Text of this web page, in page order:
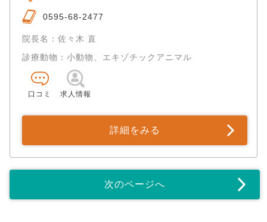
0595-68-2477
院長名：佐々木 直
診療動物：小動物、エキゾチックアニマル
口コミ 求人情報
詳細をみる
次のページへ